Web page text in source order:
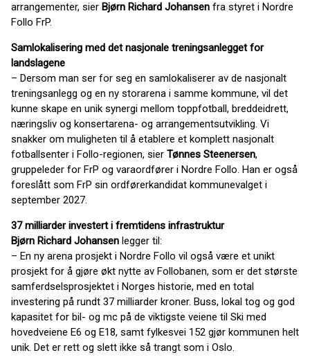
arrangementer, sier Bjørn Richard Johansen fra styret i Nordre
Follo FrP.
Samlokalisering med det nasjonale treningsanlegget for
landslagene
– Dersom man ser for seg en samlokaliserer av de nasjonalt
treningsanlegg og en ny storarena i samme kommune, vil det
kunne skape en unik synergi mellom toppfotball, breddeidrett,
næringsliv og konsertarena- og arrangementsutvikling. Vi
snakker om muligheten til å etablere et komplett nasjonalt
fotballsenter i Follo-regionen, sier Tønnes Steenersen,
gruppeleder for FrP og varaordfører i Nordre Follo. Han er også
foreslått som FrP sin ordførerkandidat kommunevalget i
september 2027.
37 milliarder investert i fremtidens infrastruktur
Bjørn Richard Johansen legger til:
– En ny arena prosjekt i Nordre Follo vil også være et unikt
prosjekt for å gjøre økt nytte av Follobanen, som er det største
samferdselsprosjektet i Norges historie, med en total
investering på rundt 37 milliarder kroner. Buss, lokal tog og god
kapasitet for bil- og mc på de viktigste veiene til Ski med
hovedveiene E6 og E18, samt fylkesvei 152 gjør kommunen helt
unik. Det er rett og slett ikke så trangt som i Oslo.